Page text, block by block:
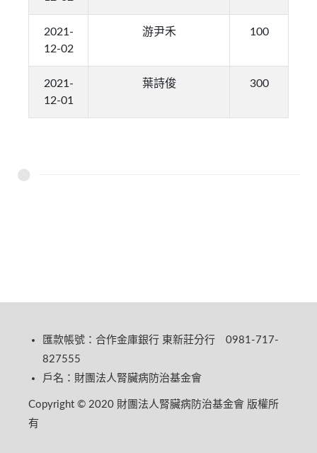
2021-
12-02
游尹禾 100
2021-
12-01
葉詩俊 300
匯款帳號：合作金庫銀行 東新莊分行 0981-717-
827555
戶名：財團法人腎臟病防治基金會
Copyright © 2020 財團法人腎臟病防治基金會 版權所
有